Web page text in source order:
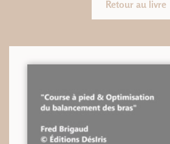
Retour au livre